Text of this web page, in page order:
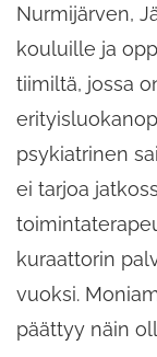
Nurmijärven,
kouluille ja
tiimiltä, jossa
psykiatrinen
ei tarjoa
kuraattorin
vuoksi.
päättyy näin